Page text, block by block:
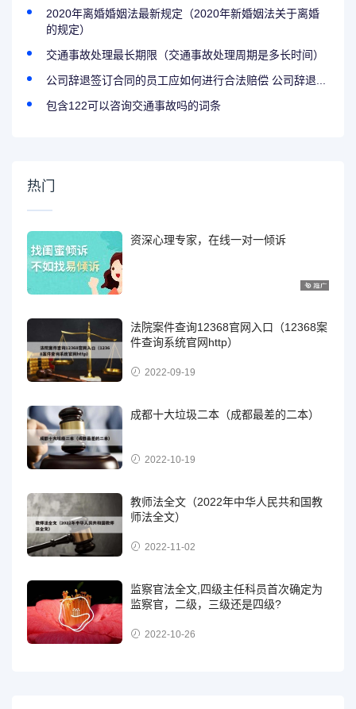
2020年离婚婚姻法最新规定（2020年新婚姻法关于离婚
的规定）
交通事故处理最长期限（交通事故处理周期是多长时间）
公司辞退签订合同的员工应如何进行合法赔偿 公司辞退...
包含122可以咨询交通事故吗的词条
热门
资深心理专家，在线一对一倾诉
法院案件查询12368官网入口（12368案
件查询系统官网http）
2022-09-19
成都十大垃圾二本（成都最差的二本）
2022-10-19
教师法全文（2022年中华人民共和国教
师法全文）
2022-11-02
监察官法全文,四级主任科员首次确定为
监察官，二级，三级还是四级?
2022-10-26